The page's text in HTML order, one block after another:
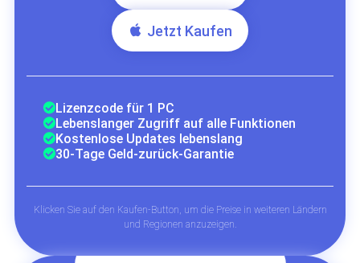
Jetzt Kaufen
Lizenzcode für 1 PC
Lebenslanger Zugriff auf alle Funktionen
Kostenlose Updates lebenslang
30-Tage Geld-zurück-Garantie
Klicken Sie auf den Kaufen-Button, um die Preise in weiteren Ländern
und Regionen anzuzeigen.